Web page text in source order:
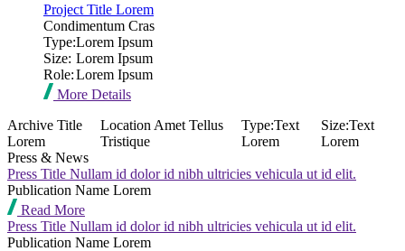
Project Title Lorem
Condimentum Cras
Type:Lorem Ipsum
Size: Lorem Ipsum
Role:Lorem Ipsum
More Details
Archive Title
Lorem
Location Amet Tellus
Tristique
Type:Text
Lorem
Size:Text
Lorem
Press & News
Press Title Nullam id dolor id nibh ultricies vehicula ut id elit.
Publication Name Lorem
Read More
Press Title Nullam id dolor id nibh ultricies vehicula ut id elit.
Publication Name Lorem